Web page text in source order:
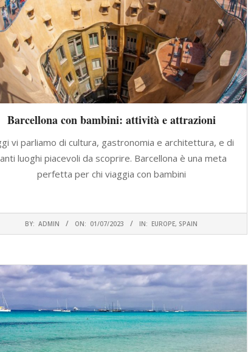
Barcellona con bambini: attività e attrazioni
vi parliamo di cultura, gastronomia e architettura, e di
luoghi piacevoli da scoprire. Barcellona è una meta
perfetta per chi viaggia con bambini
BY: ADMIN ON: 01/07/2023 IN: EUROPE, SPAIN